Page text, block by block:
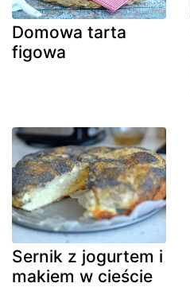
Domowa tarta
figowa
Sernik z jogurtem i
makiem w cieście